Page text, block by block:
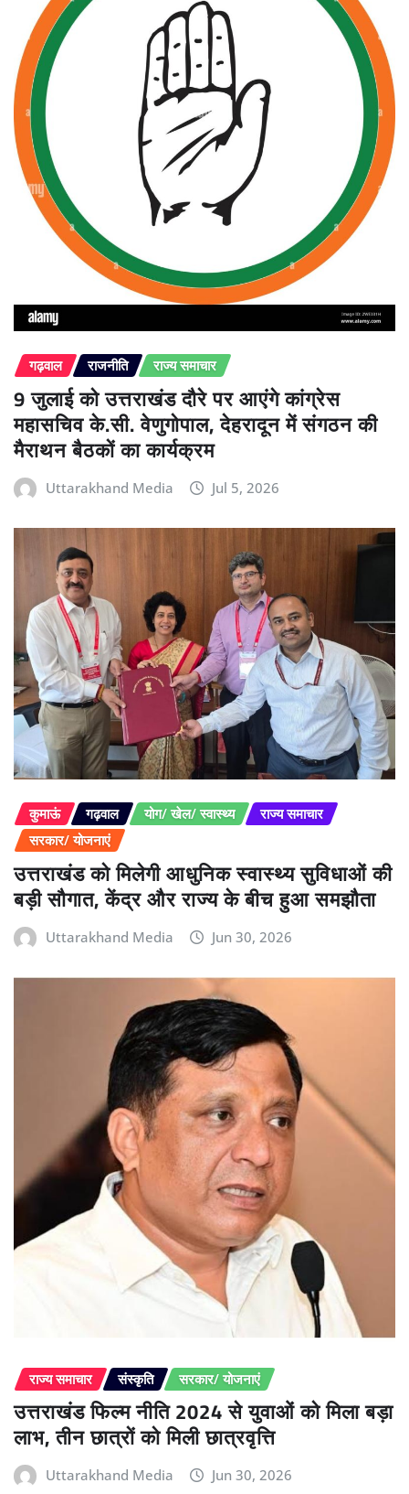
गढ़वाल राजनीति राज्य समाचार
9 जुलाई को उत्तराखंड दौरे पर आएंगे कांग्रेस
महासचिव के.सी. वेणुगोपाल, देहरादून में संगठन की
मैराथन बैठकों का कार्यक्रम
Uttarakhand Media Jul 5, 2026
कुमाऊं गढ़वाल योग/ खेल/ स्वास्थ्य
राज्य समाचार
सरकार/ योजनाएं
उत्तराखंड को मिलेगी आधुनिक स्वास्थ्य सुविधाओं की
बड़ी सौगात, केंद्र और राज्य के बीच हुआ समझौता
Uttarakhand Media Jun 30, 2026
राज्य समाचार संस्कृति सरकार/ योजनाएं
उत्तराखंड फिल्म नीति 2024 से युवाओं को मिला बड़ा
लाभ, तीन छात्रों को मिली छात्रवृत्ति
Uttarakhand Media Jun 30, 2026